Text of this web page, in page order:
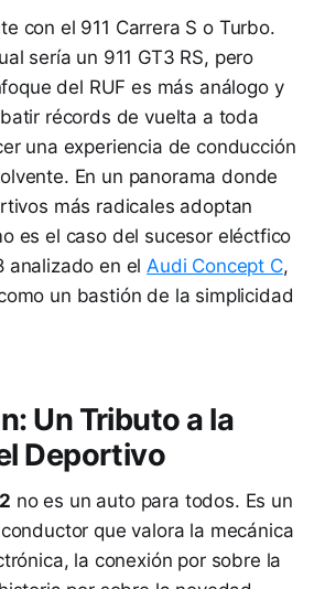
con el 911 Carrera S o Turbo.
sería un 911 GT3 RS, pero
del RUF es más análogo y
récords de vuelta a toda
una experiencia de conducción
En un panorama donde
más radicales adoptan
es el caso del sucesor eléctfico
analizado en el Audi Concept C,
un bastión de la simplicidad
Un Tributo a la
Deportivo
no es un auto para todos. Es un
que valora la mecánica
la conexión por sobre la